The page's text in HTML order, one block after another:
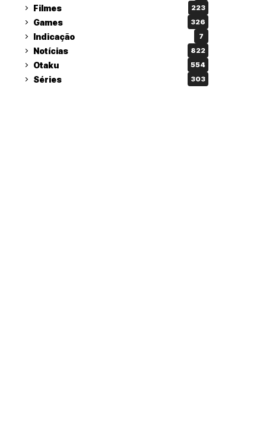
Filmes 223
Games 326
Indicação 7
Notícias 822
Otaku 554
Séries 303